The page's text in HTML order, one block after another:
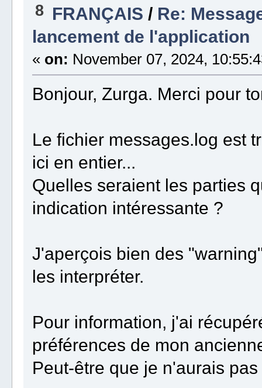
8 FRANÇAIS / Re:
lancement de l'application
« on: November 07, 2024,
Bonjour, Zurga. Merci pour
Le fichier messages.log est
ici en entier...
Quelles seraient les parties
indication intéressante ?
J'aperçois bien des
les interpréter.
Pour information, j'ai
préférences de mon
Peut-être que je n'aurais pas